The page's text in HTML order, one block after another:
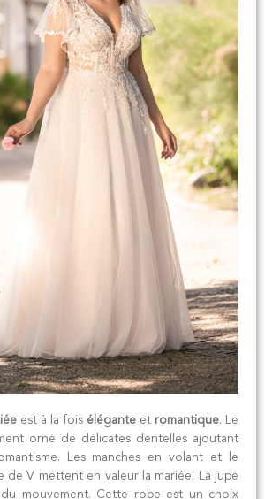
est à la fois élégante et romantique. Le
orné de délicates dentelles ajoutant
Les manches en volant et le
de V mettent en valeur la mariée. La jupe
mouvement. Cette robe est un choix